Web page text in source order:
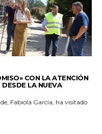
CON LA ATENCIÓN
LA NUEVA
Fabiola García, ha visitado